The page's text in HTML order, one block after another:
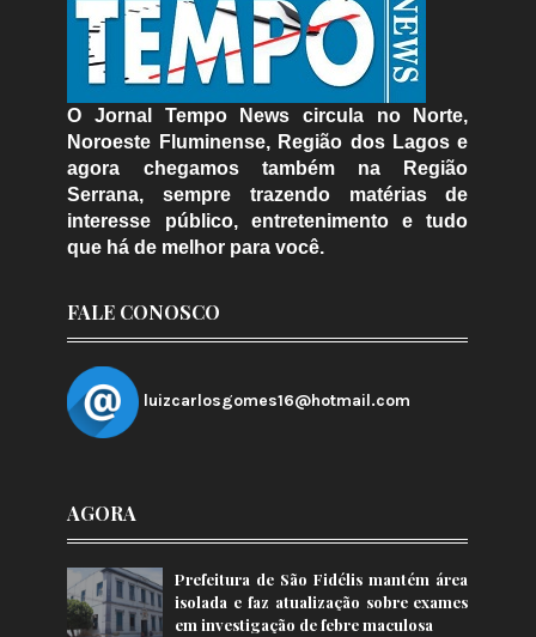
O Jornal Tempo News circula no Norte,
Noroeste Fluminense, Região dos Lagos e
agora chegamos também na Região
Serrana, sempre trazendo matérias de
interesse público, entretenimento e tudo
que há de melhor para você.
FALE CONOSCO
luizcarlosgomes16@hotmail.com
AGORA
Prefeitura de São Fidélis mantém área
isolada e faz atualização sobre exames
em investigação de febre maculosa